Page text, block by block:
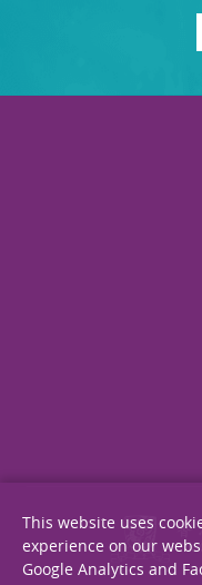
This website uses
experience on our
Google Analytics and